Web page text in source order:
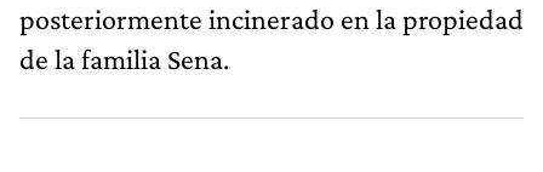
posteriormente incinerado en la propiedad
de la familia Sena.